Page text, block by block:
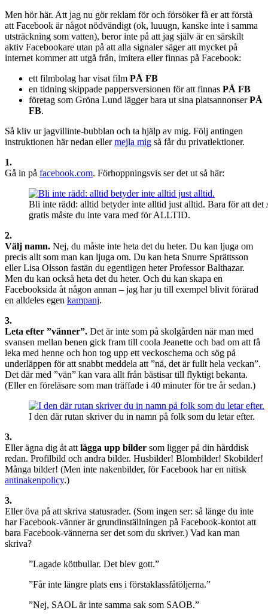
Men hör här. Att jag nu gör reklam för och försöker få er att förstå
att Facebook är något nödvändigt (ok, luuugn, kanske inte i samma
utsträckning som vatten), beror inte på att jag själv är en särskilt
aktiv Facebookare utan på att alla signaler säger att mycket på
internet kommer att utgå från, imitera eller finnas på Facebook:
ett filmbolag har visat film PÅ FB
en tidning skippade pappersversionen för att finnas PÅ FB
företag som Gröna Lund lägger bara ut sina platsannonserPÅ
FB.
Så kliv ur jagvillinte-bubblan och ta hjälp av mig. Följ antingen
instruktionen här nedan ellermejla mig så får du privatlektioner.
1.
Gå in på facebook.com. Förhoppningsvis ser det ut så här:
Bli inte rädd: alltid betyder inte alltid just alltid. Bara för att
gratis måste du inte vara med för ALLTID.
2.
Välj namn. Nej, du måste inte heta det du heter. Du kan ljuga om
precis allt som man kan ljuga om. Du kan heta Snurre Sprättsson
eller Lisa Olsson fastän du egentligen heter Professor Balthazar.
Men du kan också heta det du heter. Och du kan skapa en
Facebooksida åt någon annan – jag har ju till exempel blivit förärad
en alldeles egen kampanj.
3.
Leta efter ”vänner”. Det är inte som på skolgården när man med
svansen mellan benen gick fram till coola Jeanette och bad om att få
leka med henne och hon tog upp ett veckoschema och sög på
underläppen för att snabbt meddela att ”nä, det är fullt hela veckan”.
Det där med ”vän” kan vara allt från bästisar till flyktigt bekanta.
(Eller en föreläsare som man träffade i 40 minuter för tre år sedan.)
I den där rutan skriver du in namn på folk som du letar efter.
3.
Eller ägna dig åt att lägga upp bilder som ligger på din hårddisk
redan. Profilbild och andra bilder. Husbilder! Blombilder! Skobilder!
Många bilder! (Men inte nakenbilder, för Facebook har en nitisk
antinakenpolicy.)
3.
Eller öva på att skriva statusrader. (Som ingen ser: så länge du inte
har Facebook-vänner är grundinställningen på Facebook-kontot att
bara Facebook-vännerna ser det som du skriver.) Vad kan man
skriva?
”Lagade köttbullar. Det blev gott.”
”Får inte längre plats ens i förstaklassfåtöljerna.”
”Nej, SAOL är inte samma sak som SAOB.”